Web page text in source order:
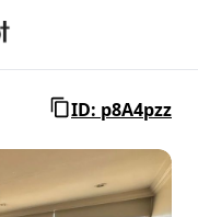
ID: p8A4pzz